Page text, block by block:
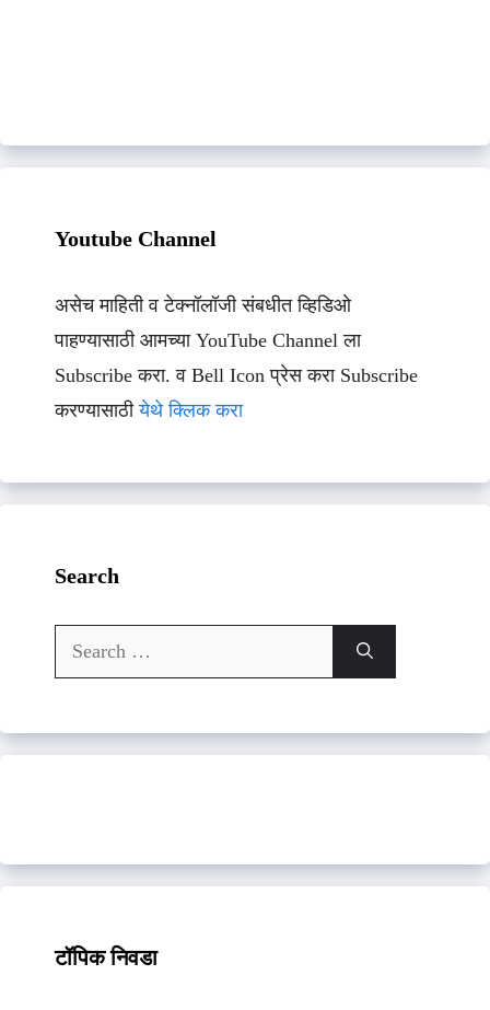
Youtube Channel
असेच माहिती व टेक्नॉलॉजी संबधीत व्हिडिओ
पाहण्यासाठी आमच्या YouTube Channel ला
Subscribe करा. व Bell Icon प्रेस करा Subscribe
करण्यासाठीयेथे क्लिक करा
Search
Search
for:
टॉपिक निवडा